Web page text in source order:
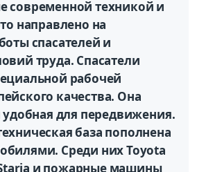
современной техникой и
направлено на
спасателей и
труда. Спасатели
рабочей
качества. Она
удобная для передвижения.
база пополнена
Среди них Toyota
и пожарные машины